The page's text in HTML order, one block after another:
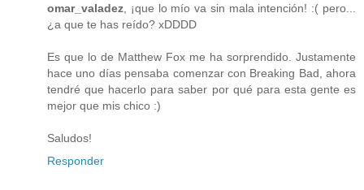
omar_valadez , ¡que lo mío va sin mala intención! :( pero...
¿a que te has reído? xDDDD
Es que lo de Matthew Fox me ha sorprendido. Justamente
hace uno días pensaba comenzar con Breaking Bad, ahora
tendré que hacerlo para saber por qué para esta gente es
mejor que mis chico :)
Saludos!
Responder